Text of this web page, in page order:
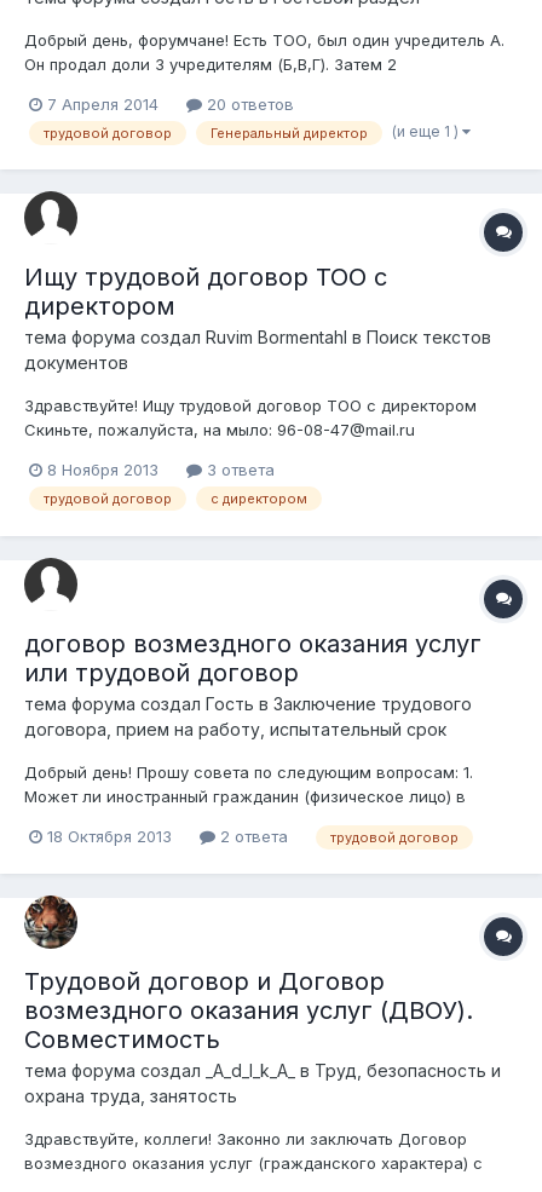
Добрый день, форумчане! Есть ТОО, был один учредитель А.
Он продал доли 3 учредителям (Б,В,Г). Затем 2
Б. 90 % доли участия в ТОО, а у А. - 10%. Учредитель А.
является также Ген.директором с момента образования ТОО.
7 Апреля 2014 20 ответов
трудовой договор Генеральный директор (и еще 1 )
Ищу трудовой договор ТОО с
директором
тема форума создал Ruvim Bormentahl в Поиск текстов
документов
Здравствуйте! Ищу трудовой договор ТОО с директором
Скиньте, пожалуйста, на мыло: 96-08-47@mail.ru
8 Ноября 2013 3 ответа
трудовой договор с директором
договор возмездного оказания услуг
или трудовой договор
тема форума создал Гость в Заключение трудового
договора, прием на работу, испытательный срок
Добрый день! Прошу совета по следующим вопросам: 1.
Может ли иностранный гражданин (физическое лицо) в
возмездного оказания услуг? 2. Предприятие с
возмездного оказания услуг, например,...
18 Октября 2013 2 ответа трудовой договор
Трудовой договор и Договор
возмездного оказания услуг (ДВОУ).
Совместимость
тема форума создал _A_d_I_k_A_ в Труд, безопасность и
охрана труда, занятость
Здравствуйте, коллеги! Законно ли заключать Договор
возмездного оказания услуг (гражданского характера) с